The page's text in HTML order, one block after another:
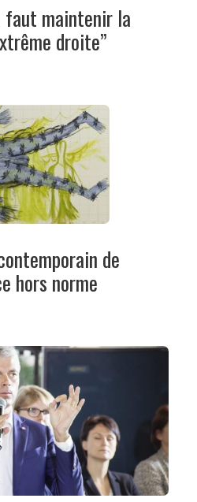
faut maintenir la
droite”
de
hors norme